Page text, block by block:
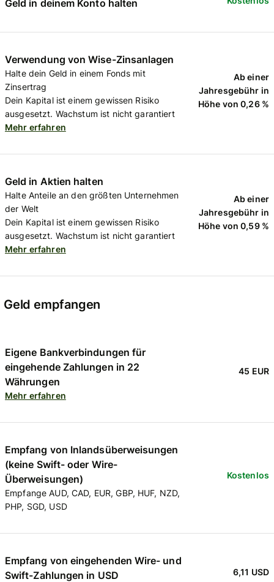
Geld in deinem Konto halten
Verwendung von Wise-Zinsanlagen
Halte dein Geld in einem Fonds mit
Zinsertrag
Dein Kapital ist einem gewissen Risiko
ausgesetzt. Wachstum ist nicht garantiert
Mehr erfahren
Ab einer
Jahresgebühr in
Höhe von 0,26 %
Geld in Aktien halten
Halte Anteile an den größten Unternehmen
der Welt
Dein Kapital ist einem gewissen Risiko
ausgesetzt. Wachstum ist nicht garantiert
Mehr erfahren
Ab einer
Jahresgebühr in
Höhe von 0,59 %
Geld empfangen
Eigene Bankverbindungen für
eingehende Zahlungen in 22
Währungen
Mehr erfahren
45 EUR
Empfang von Inlandsüberweisungen
(keine Swift- oder Wire-
Überweisungen)
Empfange AUD, CAD, EUR, GBP, HUF, NZD,
PHP, SGD, USD
Kostenlos
Empfang von eingehenden Wire- und
Swift-Zahlungen in USD
6,11 USD